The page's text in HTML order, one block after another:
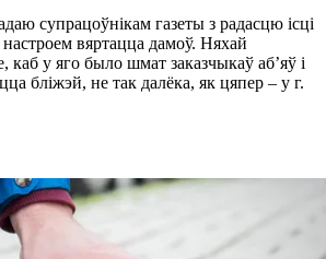
супрацоўнікам газеты з радасцю ісці
настроем вяртацца дамоў. Няхай
каб у яго было шмат заказчыкаў аб’яў і
бліжэй, не так далёка, як цяпер – у г.